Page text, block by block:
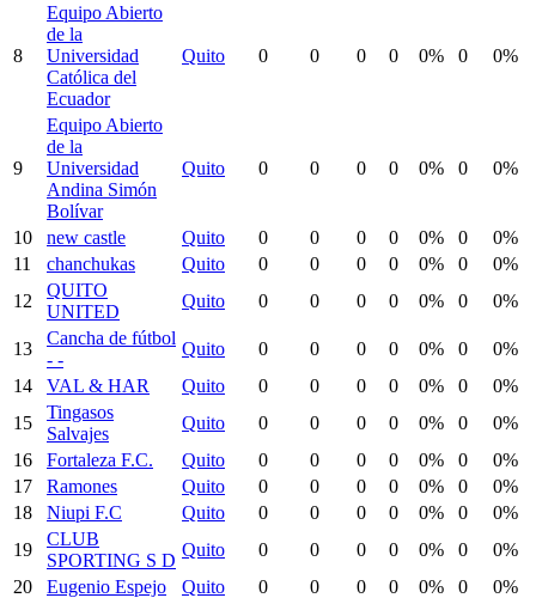
8
Equipo Abierto
de la
Universidad
Católica del
Ecuador
Quito 0 0 0 0 0% 0 0%
9
Equipo Abierto
de la
Universidad
Andina Simón
Bolívar
Quito 0 0 0 0 0% 0 0%
10 new castle Quito 0 0 0 0 0% 0
0%
11
chanchukas Quito 0 0 0 0 0% 0
0%
12
QUITO
UNITED
Quito 0 0 0 0 0% 0 0%
13
Cancha de fútbol
- -
Quito 0 0 0 0 0% 0
0%
14
VAL & HAR Quito 0 0 0 0 0% 0
0%
15
Tingasos
Salvajes
Quito 0 0 0 0 0% 0
0%
16
Fortaleza F.C. Quito 0 0 0 0 0% 0
0%
17
Ramones Quito 0 0 0 0 0% 0
0%
18
Niupi F.C Quito 0 0 0 0 0% 0
0%
19
CLUB
SPORTING S D
Quito 0 0 0 0 0% 0
0%
20
Eugenio Espejo Quito 0 0 0 0 0% 0
0%